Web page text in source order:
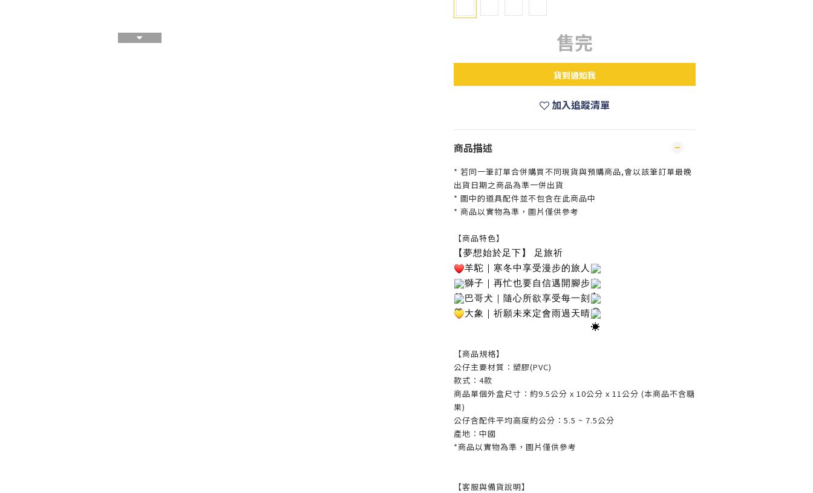
售完
貨到通知我
加入追蹤清單
商品描述
* 若同一筆訂單合併購買不同現貨與預購商品,會以該筆訂單最晚
出貨日期之商品為準一併出貨
* 圖中的道具配件並不包含在此商品中
* 商品以實物為準，圖片僅供參考
【商品特色】
【夢想始於足下】 足旅祈
羊駝｜寒冬中享受漫步的旅人
獅子｜再忙也要自信邁開腳步
巴哥犬｜隨心所欲享受每一刻
大象｜祈願未來定會雨過天晴
【商品規格】
公仔主要材質：塑膠(PVC)
款式：4款
商品單個外盒尺寸：約9.5公分 x 10公分 x 11公分 (本商品不含糖
果)
公仔含配件平均高度約公分：5.5 ~ 7.5公分
產地：中國
*商品以實物為準，圖片僅供參考
【客服與備貨說明】